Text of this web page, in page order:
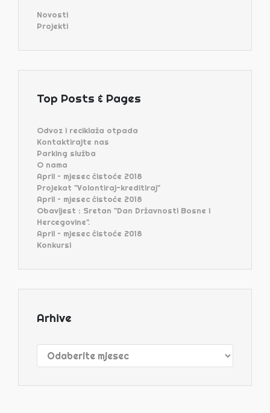
Novosti
Projekti
Top Posts & Pages
Odvoz i reciklaža otpada
Kontaktirajte nas
Parking služba
O nama
April – mjesec čistoće 2018
Projekat "Volontiraj-kreditiraj"
April – mjesec čistoće 2018
Obavijest : Sretan "Dan Državnosti Bosne i
Hercegovine".
April – mjesec čistoće 2018
Konkursi
Arhive
Arhive